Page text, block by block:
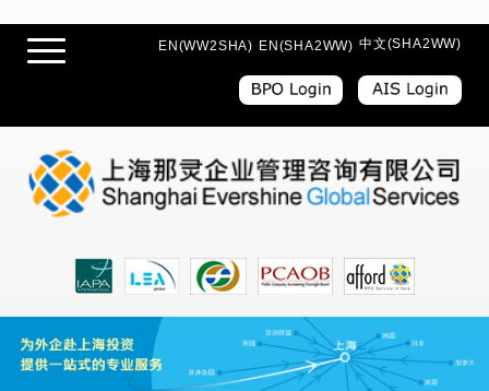
EN(WW2SHA) EN(SHA2WW) 中文(SHA2WW)